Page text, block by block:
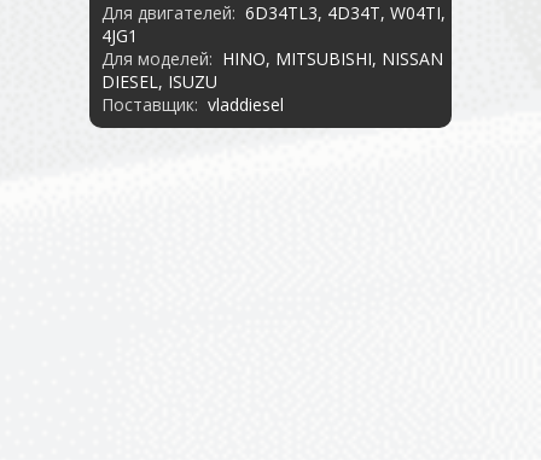
Для двигателей: 6D34TL3, 4D34T, W04TI,
4JG1
Для моделей: HINO, MITSUBISHI, NISSAN
DIESEL, ISUZU
Поставщик: vladdiesel